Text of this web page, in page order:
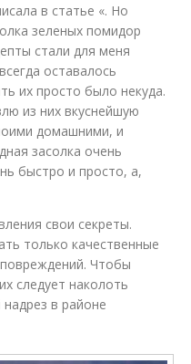
в статье «. Но
зеленых помидор
стали для меня
оставалось
их просто было некуда.
из них вкуснейшую
домашними, и
засолка очень
быстро и просто, а,
свои секреты.
только качественные
Чтобы
следует наколоть
в районе